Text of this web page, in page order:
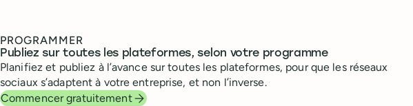
PROGRAMMER
Publiez sur toutes les plateformes, selon votre programme
Planifiez et publiez à l’avance sur toutes les plateformes, pour que les réseaux
sociaux s’adaptent à votre entreprise, et non l’inverse.
Commencer gratuitement